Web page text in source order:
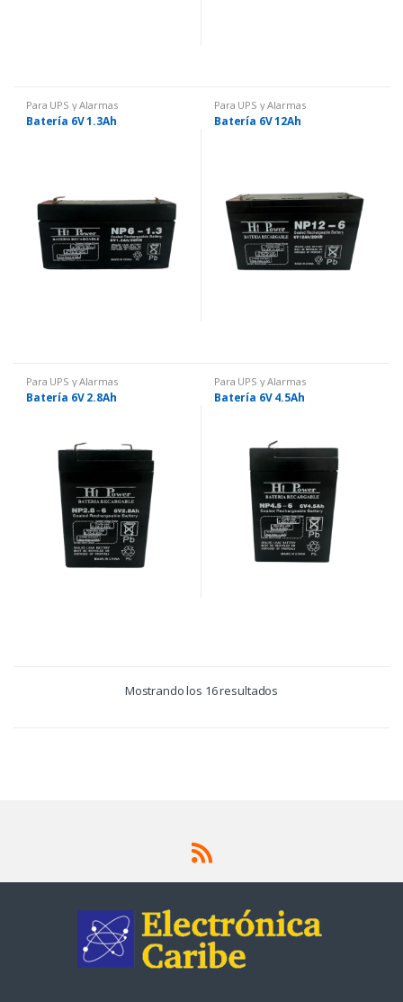
Para UPS y Alarmas
Batería 6V 1.3Ah
Para UPS y Alarmas
Batería 6V 12Ah
Para UPS y Alarmas
Batería 6V 2.8Ah
Para UPS y Alarmas
Batería 6V 4.5Ah
Mostrando los 16 resultados